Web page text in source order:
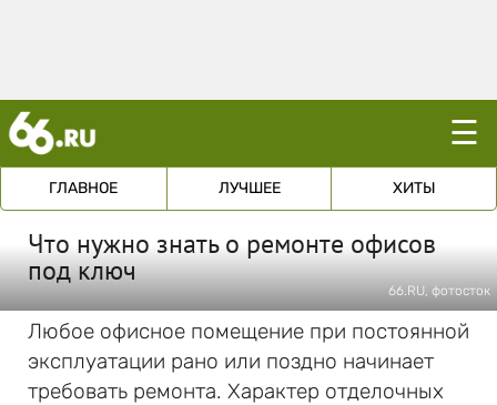
☰
ГЛАВНОЕ ЛУЧШЕЕ ХИТЫ
Что нужно знать о ремонте офисов
под ключ
66.RU, фотосток
Любое офисное помещение при постоянной
эксплуатации рано или поздно начинает
требовать ремонта. Характер отделочных